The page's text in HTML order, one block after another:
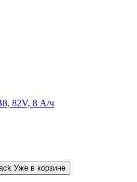
82V, 8 А/ч
Уже в корзине